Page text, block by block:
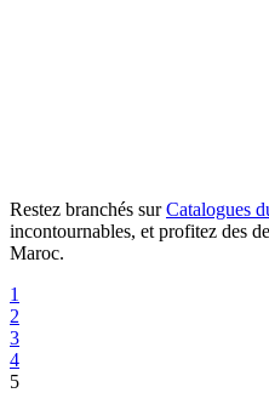
Restez branchés surCatalogues
incontournables, et profitez des
Maroc.
1
2
3
4
5